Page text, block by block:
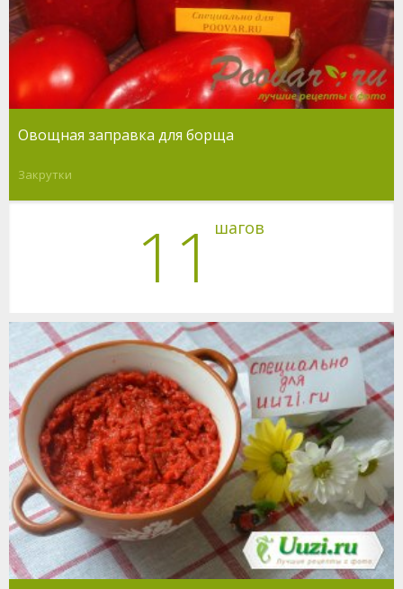
Овощная заправка для борща
Закрутки
11 шагов